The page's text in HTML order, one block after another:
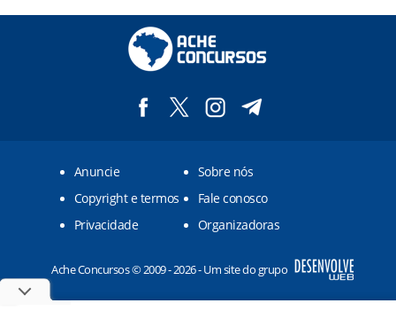
Anuncie
Sobre nós
Copyright e termos
Fale conosco
Privacidade
Organizadoras
Ache Concursos © 2009 - 2026 - Um site do grupo